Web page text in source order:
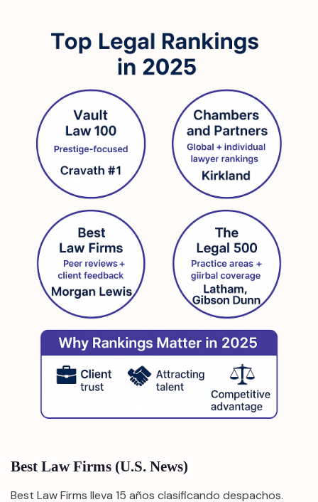
Best Law Firms (U.S. News)
Best Law Firms lleva 15 años clasificando despachos.